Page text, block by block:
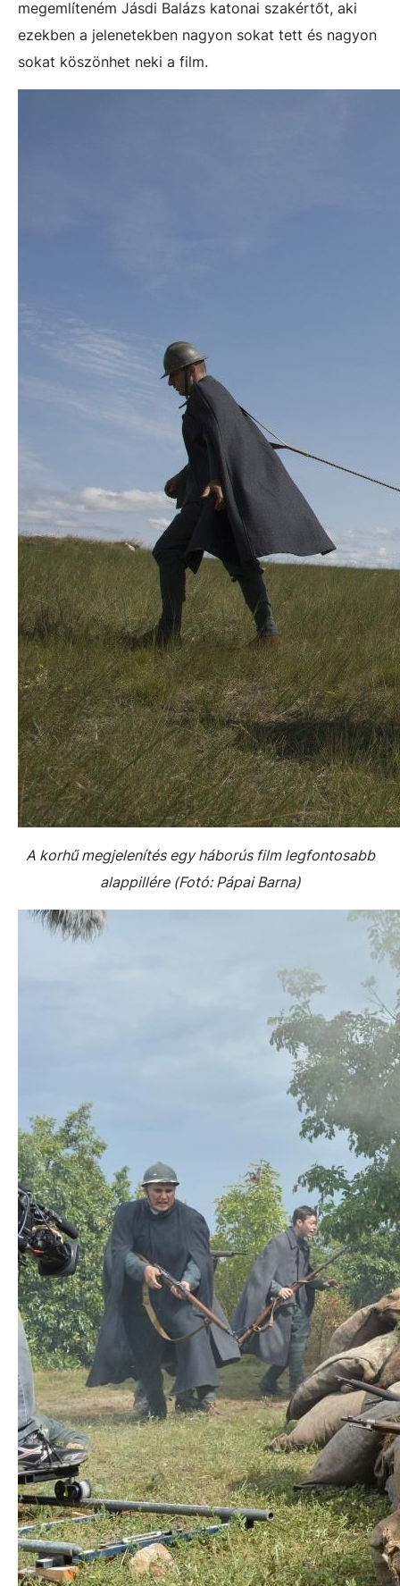
megemlíteném Jásdi Balázs katonai szakértőt, aki
ezekben a jelenetekben nagyon sokat tett és nagyon
sokat köszönhet neki a film.
A korhű megjelenítés egy háborús film legfontosabb
alappillére (Fotó: Pápai Barna)